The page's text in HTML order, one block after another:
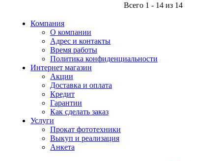
Всего 1 - 14 из 14
Компания
О компании
Адрес и контакты
Время работы
Политика конфиденциальности
Интернет магазин
Акции
Доставка и оплата
Кредит
Гарантии
Как сделать заказ
Услуги
Прокат фототехники
Выкуп и реализация
Анкета